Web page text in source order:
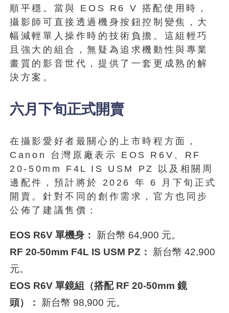
順平穩。當與 EOS R6 V 搭配使用時，
攝影師可直接透過機身按鈕控制變焦，大
幅減輕單人操作時的技術負擔。這組輕巧
且強大的組合，無疑為追求機動性與專業
畫質的影音世代，提供了一套更成熟的解
決方案。
六月下旬正式開賣
在攝影愛好者最關心的上市時程方面，
Canon 台灣原廠表示 EOS R6V、RF
20-50mm F4L IS USM PZ 以及相關周
邊配件，預計將於 2026 年 6 月下旬正式
開賣。針對不同的創作需求，官方也同步
公佈了建議售價：
EOS R6V 單機身：
新台幣 64,900 元。
RF 20-50mm F4L IS USM PZ：
新台幣 42,900
元。
EOS R6V 單鏡組（搭配 RF 20-50mm 鏡
頭）：
新台幣 98,900 元。